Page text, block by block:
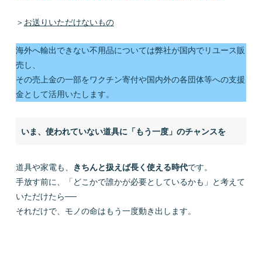
＞ お送りいただけないもの
海外へ輸出できない不用品については弊社が国内でリユース販
売し、
その売上金の一部をワクチン寄付や国内外の各団体等への支援
金として活用いたします。
いま、使われていない道具に「もう一度」のチャンスを
道具や家電も、 きちんと扱えば長く使える時代です。
手放す前に、「どこかで誰かが必要としているかも」と考えて
いただけたら──
それだけで、モノの命はもう一度動き出します。